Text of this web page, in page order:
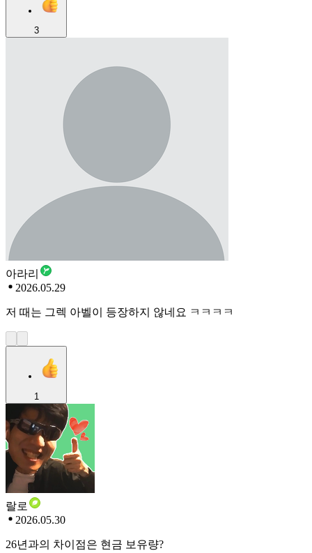
3
아라리
2026.05.29
저 때는 그렉 아벨이 등장하지 않네요 ㅋㅋㅋㅋ
1
랄로
2026.05.30
26년과의 차이점은 현금 보유량?